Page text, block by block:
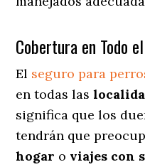
Cobertura en Todo
El seguro para
en todas las
significa que los
tendrán que
hogar o viajes con